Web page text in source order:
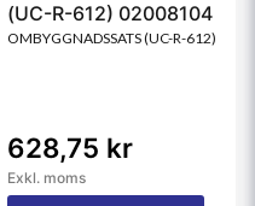
(UC-R-612) 02008104
OMBYGGNADSSATS (UC-R-612)
628,75 kr
Exkl. moms